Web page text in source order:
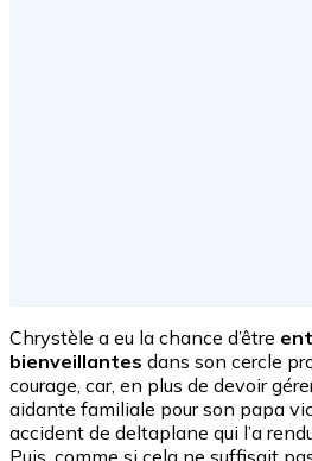
Chrystèle a eu la chance d’être
bienveillantes dans son cercle
courage, car, en plus de devoir
aidante familiale pour son papa
accident de deltaplane qui l’a